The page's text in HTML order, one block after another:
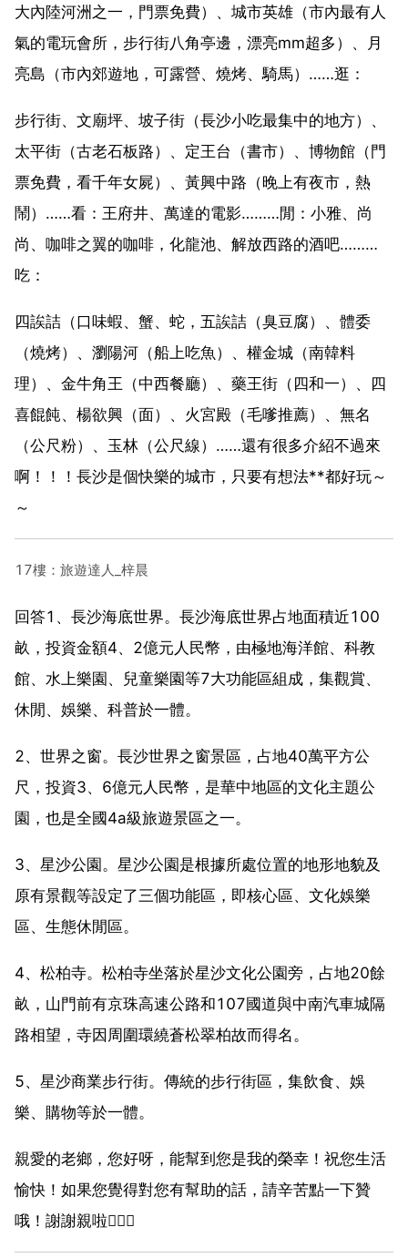
大內陸河洲之一，門票免費）、城市英雄（市內最有人
氣的電玩會所，步行街八角亭邊，漂亮mm超多）、月
亮島（市內郊遊地，可露營、燒烤、騎馬）……逛：
步行街、文廟坪、坡子街（長沙小吃最集中的地方）、
太平街（古老石板路）、定王台（書市）、博物館（門
票免費，看千年女屍）、黃興中路（晚上有夜市，熱
鬧）……看：王府井、萬達的電影………閒：小雅、尚
尚、咖啡之翼的咖啡，化龍池、解放西路的酒吧………
吃：
四誒詰（口味蝦、蟹、蛇，五誒詰（臭豆腐）、體委
（燒烤）、瀏陽河（船上吃魚）、權金城（南韓料
理）、金牛角王（中西餐廳）、藥王街（四和一）、四
喜餛飩、楊欲興（面）、火宮殿（毛嗲推薦）、無名
（公尺粉）、玉林（公尺線）……還有很多介紹不過來
啊！！！長沙是個快樂的城市，只要有想法**都好玩～
～
17樓：旅遊達人_梓晨
回答1、長沙海底世界。長沙海底世界占地面積近100
畝，投資金額4、2億元人民幣，由極地海洋館、科教
館、水上樂園、兒童樂園等7大功能區組成，集觀賞、
休閒、娛樂、科普於一體。
2、世界之窗。長沙世界之窗景區，占地40萬平方公
尺，投資3、6億元人民幣，是華中地區的文化主題公
園，也是全國4a級旅遊景區之一。
3、星沙公園。星沙公園是根據所處位置的地形地貌及
原有景觀等設定了三個功能區，即核心區、文化娛樂
區、生態休閒區。
4、松柏寺。松柏寺坐落於星沙文化公園旁，占地20餘
畝，山門前有京珠高速公路和107國道與中南汽車城隔
路相望，寺因周圍環繞蒼松翠柏故而得名。
5、星沙商業步行街。傳統的步行街區，集飲食、娛
樂、購物等於一體。
親愛的老鄉，您好呀，能幫到您是我的榮幸！祝您生活
愉快！如果您覺得對您有幫助的話，請辛苦點一下贊
哦！謝謝親啦